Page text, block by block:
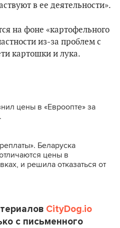
в ее деятельности».
на фоне «картофельного
из-за проблем с
картошки и лука.
цены в «Евроопте» за
Беларуска
цены в
и решила отказаться от
CityDog.io
с письменного